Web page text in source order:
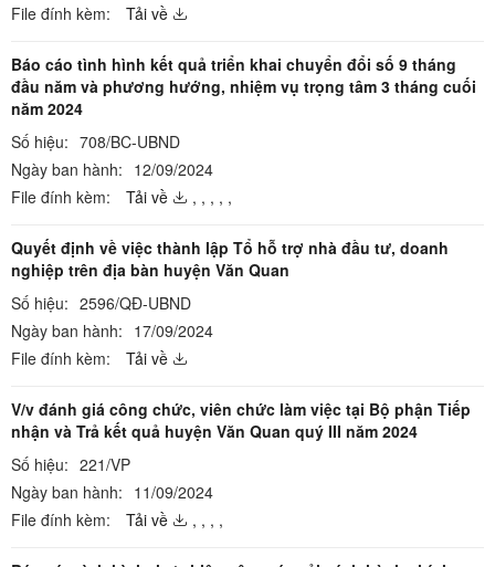
File đính kèm:
Tải về
Báo cáo tình hình kết quả triển khai chuyển đổi số 9 tháng
đầu năm và phương hướng, nhiệm vụ trọng tâm 3 tháng cuối
năm 2024
Số hiệu: 708/BC-UBND
Ngày ban hành: 12/09/2024
File đính kèm:
Tải về , , , , ,
Quyết định về việc thành lập Tổ hỗ trợ nhà đầu tư, doanh
nghiệp trên địa bàn huyện Văn Quan
Số hiệu: 2596/QĐ-UBND
Ngày ban hành: 17/09/2024
File đính kèm:
Tải về
V/v đánh giá công chức, viên chức làm việc tại Bộ phận Tiếp
nhận và Trả kết quả huyện Văn Quan quý III năm 2024
Số hiệu: 221/VP
Ngày ban hành: 11/09/2024
File đính kèm:
Tải về , , , ,